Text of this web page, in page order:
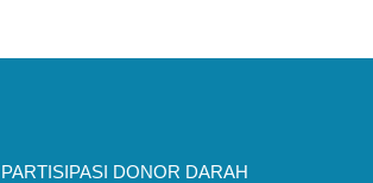
PARTISIPASI DONOR DARAH